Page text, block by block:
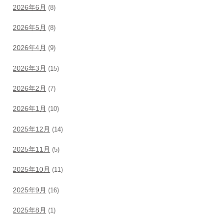
2026年6月 (8)
2026年5月 (8)
2026年4月 (9)
2026年3月 (15)
2026年2月 (7)
2026年1月 (10)
2025年12月 (14)
2025年11月 (5)
2025年10月 (11)
2025年9月 (16)
2025年8月 (1)